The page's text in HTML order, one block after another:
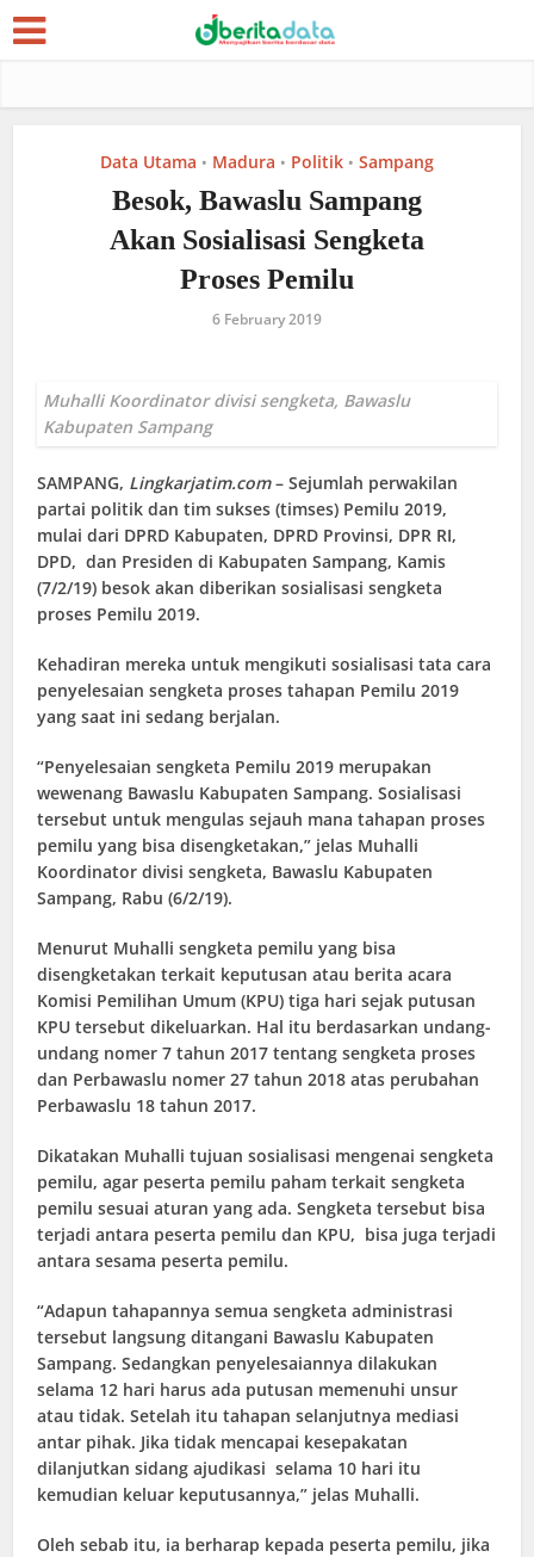
Data Utama • Madura • Politik • Sampang
Besok, Bawaslu Sampang
Akan Sosialisasi Sengketa
Proses Pemilu
6 February 2019
Muhalli Koordinator divisi sengketa, Bawaslu
Kabupaten Sampang
SAMPANG, Lingkarjatim.com– Sejumlah perwakilan
partai politik dan tim sukses (timses) Pemilu 2019,
mulai dari DPRD Kabupaten, DPRD Provinsi, DPR RI,
DPD, dan Presiden di Kabupaten Sampang, Kamis
(7/2/19) besok akan diberikan sosialisasi sengketa
proses Pemilu 2019.
Kehadiran mereka untuk mengikuti sosialisasi tata cara
penyelesaian sengketa proses tahapan Pemilu 2019
yang saat ini sedang berjalan.
“Penyelesaian sengketa Pemilu 2019 merupakan
wewenang Bawaslu Kabupaten Sampang. Sosialisasi
tersebut untuk mengulas sejauh mana tahapan proses
pemilu yang bisa disengketakan,” jelas Muhalli
Koordinator divisi sengketa, Bawaslu Kabupaten
Sampang, Rabu (6/2/19).
Menurut Muhalli sengketa pemilu yang bisa
disengketakan terkait keputusan atau berita acara
Komisi Pemilihan Umum (KPU) tiga hari sejak putusan
KPU tersebut dikeluarkan. Hal itu berdasarkan undang-
undang nomer 7 tahun 2017 tentang sengketa proses
dan Perbawaslu nomer 27 tahun 2018 atas perubahan
Perbawaslu 18 tahun 2017.
Dikatakan Muhalli tujuan sosialisasi mengenai sengketa
pemilu, agar peserta pemilu paham terkait sengketa
pemilu sesuai aturan yang ada. Sengketa tersebut bisa
terjadi antara peserta pemilu dan KPU, bisa juga terjadi
antara sesama peserta pemilu.
“Adapun tahapannya semua sengketa administrasi
tersebut langsung ditangani Bawaslu Kabupaten
Sampang. Sedangkan penyelesaiannya dilakukan
selama 12 hari harus ada putusan memenuhi unsur
atau tidak. Setelah itu tahapan selanjutnya mediasi
antar pihak. Jika tidak mencapai kesepakatan
dilanjutkan sidang ajudikasi selama 10 hari itu
kemudian keluar keputusannya,” jelas Muhalli.
Oleh sebab itu, ia berharap kepada peserta pemilu, jika